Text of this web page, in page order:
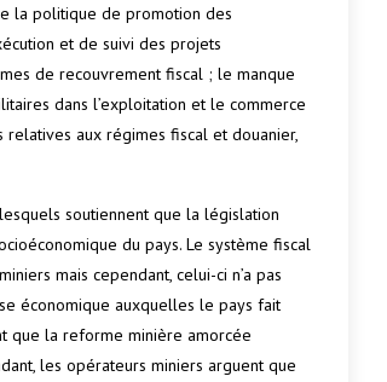
la politique de promotion des
et de suivi des projets
de recouvrement fiscal ; le manque
dans l’exploitation et le commerce
aux régimes fiscal et douanier,
soutiennent que la législation
du pays. Le système fiscal
mais cependant, celui-ci n’a pas
économique auxquelles le pays fait
que la reforme minière amorcée
les opérateurs miniers arguent que